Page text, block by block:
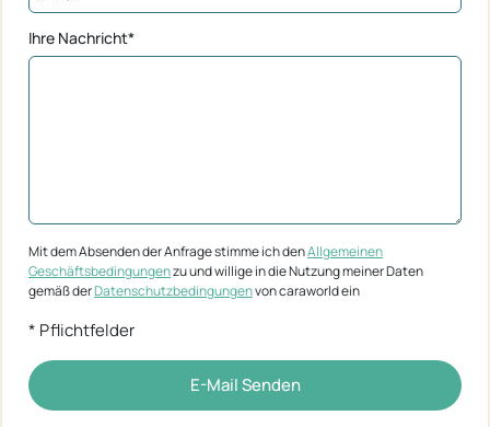
Ihre Nachricht*
Mit dem Absenden der Anfrage stimme ich denAllgemeinen
Geschäftsbedingungenzu und willige in die Nutzung meiner Daten
gemäß derDatenschutzbedingungenvon caraworld ein
* Pflichtfelder
E-Mail Senden